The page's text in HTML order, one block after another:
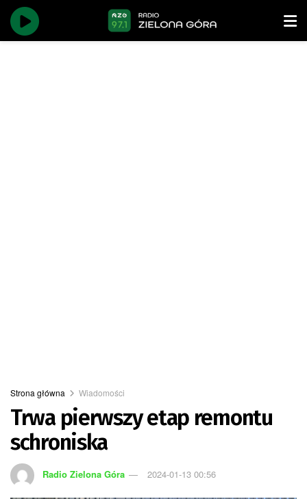
Strona główna Wiadomości
Trwa pierwszy etap remontu
schroniska
Radio Zielona Góra 2024-01-13 00:56